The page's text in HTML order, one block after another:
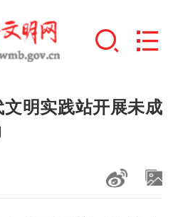
明实践站开展未成